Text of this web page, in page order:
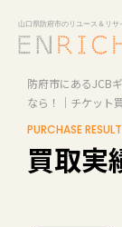
防府市にあるJCB
なら！｜チケット
PURCHASE
買取実